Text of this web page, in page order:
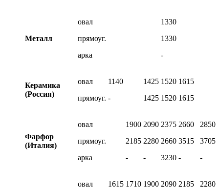
Металл
овал
прямоуг.
арка
1330
1330
-
Керамика
(Россия)
овал
прямоуг.
1140
-
1425
1425
1520
1520
1615
1615
Фарфор
(Италия)
овал
прямоуг.
арка
1900
2185
-
2090
2280
-
2375
2660
3230
2660
3515
-
2850
3705
-
овал
1615 1710 1900 2090 2185
2280